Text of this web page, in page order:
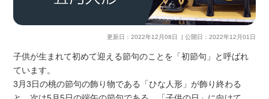
更新日： 2022年12月08日 | 公開日： 2022年12月01日
子供が生まれて初めて迎える節句のことを「初節句」と呼ばれ
ています。
3月3日の桃の節句の飾り物である「ひな人形」が飾り終わる